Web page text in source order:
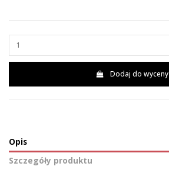
Dodaj do wyceny
Opis
Szczegóły produktu